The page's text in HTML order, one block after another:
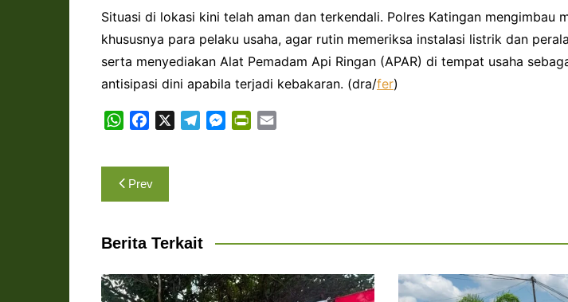
Situasi di lokasi kini telah aman dan terkendali. Polres Katingan mengimbau
khususnya para pelaku usaha, agar rutin memeriksa instalasi listrik dan
serta menyediakan Alat Pemadam Api Ringan (APAR) di tempat usaha
antisipasi dini apabila terjadi kebakaran. (dra/fer)
W
t
p
p
o
k
a
m
M
r
e
n
Navigasi
pos
Prev
Berita Terkait